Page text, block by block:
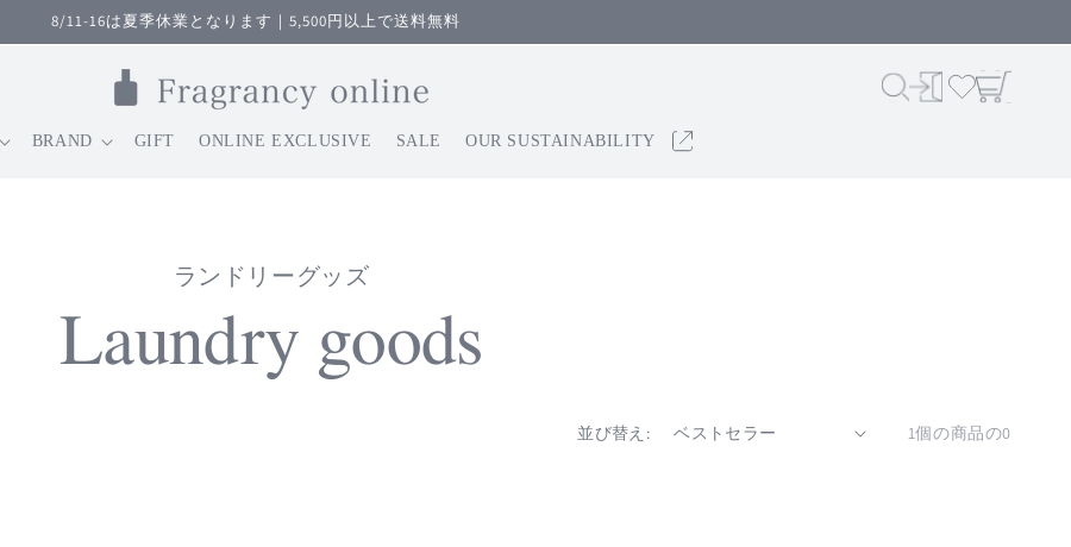
8/11-16は夏季休業となります｜5,500円以上で送料無料
ロ
グ
イ
ー
BRAND GIFT ONLINE EXCLUSIVE SALE OUR SUSTAINABILITY
コ
Laundry goods
ランドリーグッズ
並び替え: 1個の商品の0